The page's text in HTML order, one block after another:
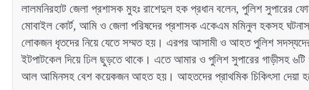
লালমনিরহাট জেলা প্রশাসক মুহঃ রাশেদুল হক প্রধান বলেন, পুলিশ সুপারের
মোবাইল কোর্ট, আমি ও জেলা পরিষদের প্রশাসক একেএম মমিনুল হকসহ
লোকজন ধৃতদের নিয়ে যেতে সম্মত হয়। এরপর আসামী ও আহত পুলিশ
ইটপাটকেল দিয়ে ঢিল ছুড়তে থাকে। এতে আমার ও পুলিশ সুপারের গাড়ীসহ ৬টি
আল আমিনসহ বেশ কয়েকজন আহত হয়। আহতদের প্রাথমিক চিকিৎসা দেয়া